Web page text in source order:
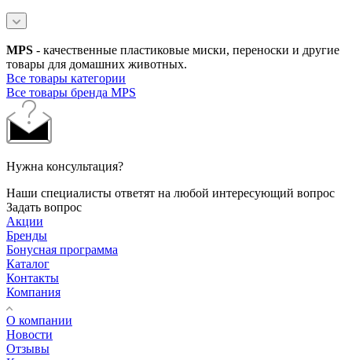
MPS - качественные пластиковые миски, переноски и другие
товары для домашних животных.
Все товары категории
Все товары бренда MPS
Нужна консультация?
Наши специалисты ответят на любой интересующий вопрос
Задать вопрос
Акции
Бренды
Бонусная программа
Каталог
Контакты
Компания
О компании
Новости
Отзывы